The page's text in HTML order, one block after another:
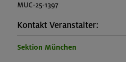
MUC-25-1397
Kontakt Veranstalter:
Sektion München